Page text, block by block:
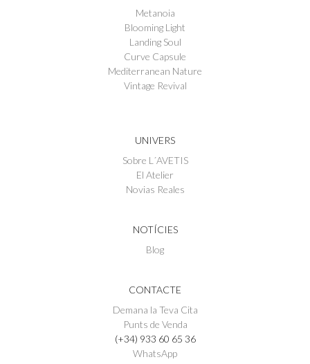
Metanoia
Blooming Light
Landing Soul
Curve Capsule
Mediterranean Nature
Vintage Revival
UNIVERS
Sobre L´AVETIS
El Atelier
Novias Reales
NOTÍCIES
Blog
CONTACTE
Demana la Teva Cita
Punts de Venda
(+34) 933 60 65 36
WhatsApp